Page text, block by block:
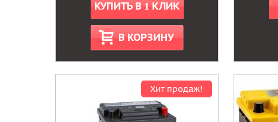
КУПИТЬ В 1 КЛИК
В КОРЗИНУ
Хит продаж!